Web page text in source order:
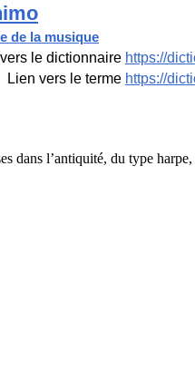
de la musique
le dictionnaire https://
Lien vers le terme https://
dans l’antiquité, du type